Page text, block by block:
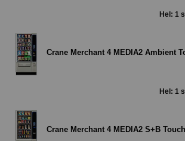
Hel: 1
Crane Merchant 4 MEDIA2 Ambient
Hel: 1
Crane Merchant 4 MEDIA2 S+B